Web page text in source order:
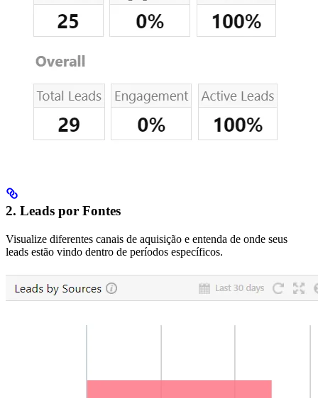
2. Leads por Fontes
Visualize diferentes canais de aquisição e entenda de onde seus
leads estão vindo dentro de períodos específicos.